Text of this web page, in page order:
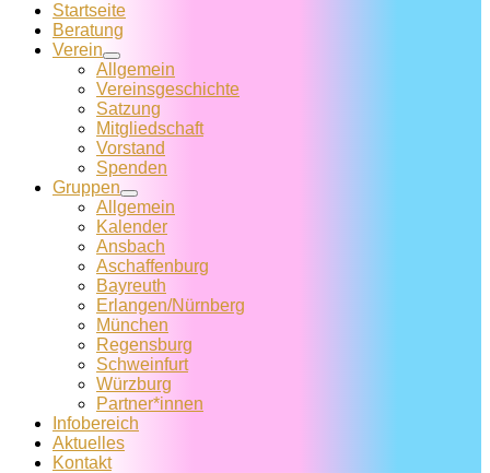
Startseite
Beratung
Verein
Allgemein
Vereins­geschichte
Satzung
Mitglied­schaft
Vorstand
Spenden
Gruppen
Allgemein
Kalender
Ansbach
Aschaffenburg
Bayreuth
Erlangen/Nürnberg
München
Regensburg
Schweinfurt
Würzburg
Partner*innen
Infobereich
Aktuelles
Kontakt